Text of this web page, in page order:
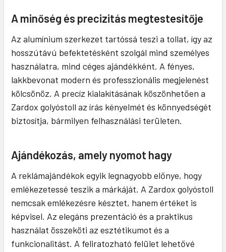
A minőség és precizitás megtestesítője
Az alumínium szerkezet tartóssá teszi a tollat, így az
hosszútávú befektetésként szolgál mind személyes
használatra, mind céges ajándékként. A fényes,
lakkbevonat modern és professzionális megjelenést
kölcsönöz. A precíz kialakításának köszönhetően a
Zardox golyóstoll az írás kényelmét és könnyedségét
biztosítja, bármilyen felhasználási területen.
Ajándékozás, amely nyomot hagy
A reklámajándékok egyik legnagyobb előnye, hogy
emlékezetessé teszik a márkáját. A Zardox golyóstoll
nemcsak emlékezésre késztet, hanem értéket is
képvisel. Az elegáns prezentáció és a praktikus
használat összeköti az esztétikumot és a
funkcionalitást. A feliratozható felület lehetővé